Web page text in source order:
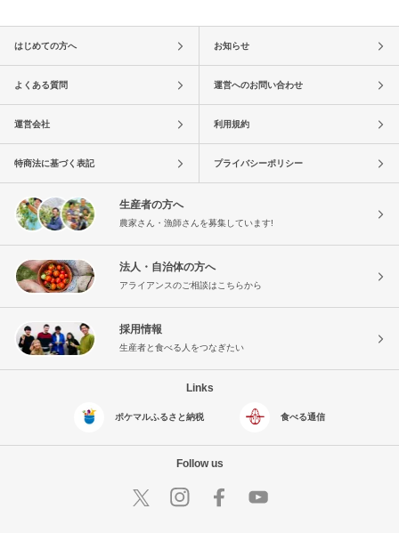
はじめての方へ お知らせ
よくある質問 運営へのお問い合わせ
運営会社 利用規約
特商法に基づく表記 プライバシーポリシー
生産者の方へ
農家さん・漁師さんを募集しています!
法人・自治体の方へ
アライアンスのご相談はこちらから
採用情報
生産者と食べる人をつなぎたい
Links
ポケマルふるさと納税 食べる通信
Follow us